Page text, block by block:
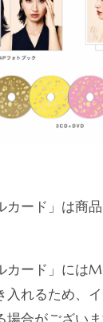
ード」は商
ード」には
入れるため、